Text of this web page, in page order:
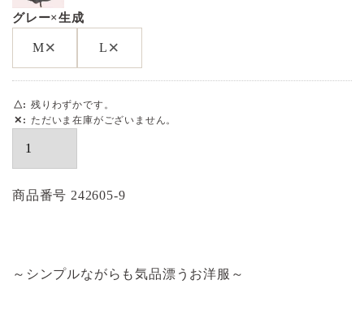
グレー×生成
M× L ×
△
残りわずかです。
✕
ただいま在庫がございません。
商品番号 242605-9
～シンプルながらも気品漂うお洋服～